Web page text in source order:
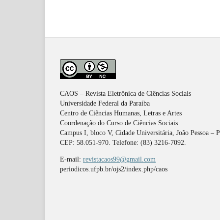
CAOS – Revista Eletrônica de Ciências Sociais
Universidade Federal da Paraíba
Centro de Ciências Humanas, Letras e Artes
Coordenação do Curso de Ciências Sociais
Campus I, bloco V, Cidade Universitária, João Pessoa –
CEP: 58.051-970. Telefone: (83) 3216-7092.
E-mail: revistacaos99@gmail.com
periodicos.ufpb.br/ojs2/index.php/caos